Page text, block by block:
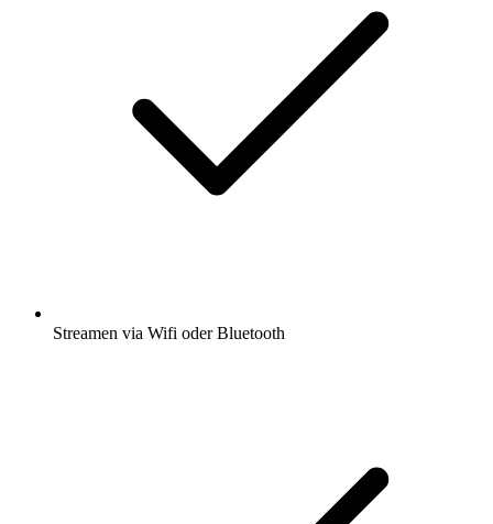
Streamen via Wifi oder Bluetooth